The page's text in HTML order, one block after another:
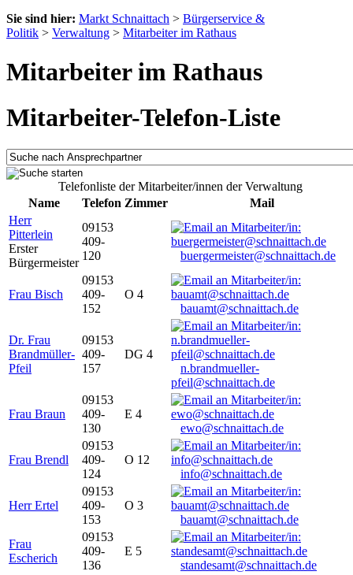
Sie sind hier: Markt Schnaittach > Bürgerservice &
Politik > Verwaltung > Mitarbeiter im Rathaus
Mitarbeiter im Rathaus
Mitarbeiter-Telefon-Liste
Telefonliste der Mitarbeiter/innen der Verwaltung
Name
Telefon Zimmer
Mail
Herr
Pitterlein
Erster
Bürgermeister
09153
409-
120
buergermeister@schnaittach.de
Frau Bisch
09153
409-
152
O 4
bauamt@schnaittach.de
Dr. Frau
Brandmüller-
Pfeil
09153
409-
157
DG 4
n.brandmueller-
pfeil@schnaittach.de
Frau Braun
09153
409-
130
E 4
ewo@schnaittach.de
Frau Brendl
09153
409-
124
O 12
info@schnaittach.de
Herr Ertel
09153
409-
153
O 3
bauamt@schnaittach.de
Frau
Escherich
09153
409-
136
E 5
standesamt@schnaittach.de